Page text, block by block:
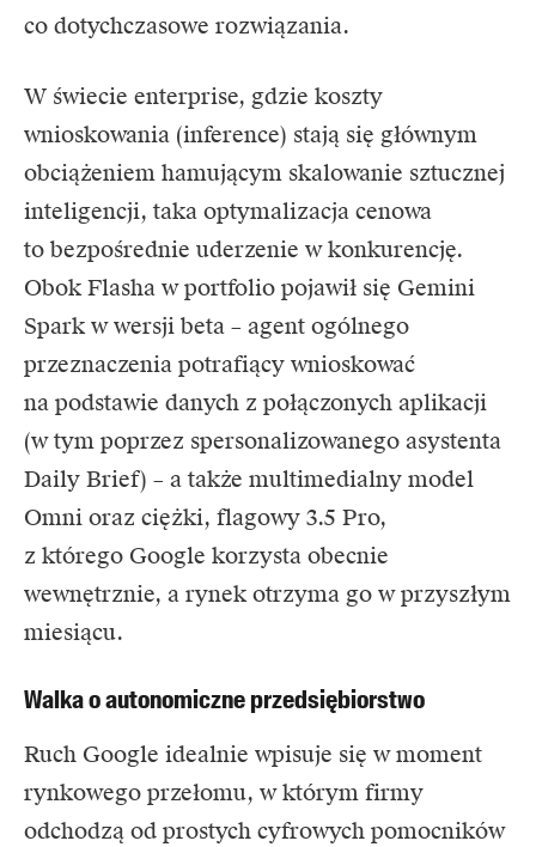
co dotychczasowe rozwiązania.
W świecie enterprise, gdzie koszty
wnioskowania (inference) stają się głównym
obciążeniem hamującym skalowanie sztucznej
inteligencji, taka optymalizacja cenowa
to bezpośrednie uderzenie w konkurencję.
Obok Flasha w portfolio pojawił się Gemini
Spark w wersji beta – agent ogólnego
przeznaczenia potrafiący wnioskować
na podstawie danych z połączonych aplikacji
(w tym poprzez spersonalizowanego asystenta
Daily Brief) – a także multimedialny model
Omni oraz ciężki, flagowy 3.5 Pro,
z którego Google korzysta obecnie
wewnętrznie, a rynek otrzyma go w przyszłym
miesiącu.
Walka o autonomiczne przedsiębiorstwo
Ruch Google idealnie wpisuje się w moment
rynkowego przełomu, w którym firmy
odchodzą od prostych cyfrowych pomocników